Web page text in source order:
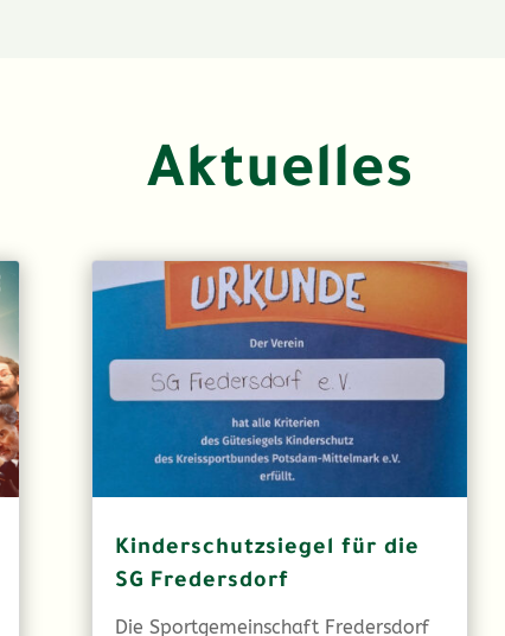
Aktuelles
Kinderschutzsiegel für die
SG Fredersdorf
Die Sportgemeinschaft Fredersdorf